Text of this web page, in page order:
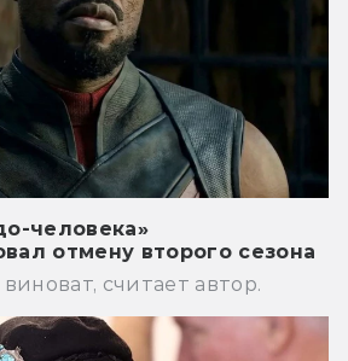
человека»
отмену второго сезона
считает автор.